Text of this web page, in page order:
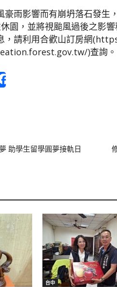
豪雨影響而有崩坍落石發生
園，並將視颱風過後之影
，請利用合歡山訂房網
)查詢。
助學生留學圓夢接軌日
台中